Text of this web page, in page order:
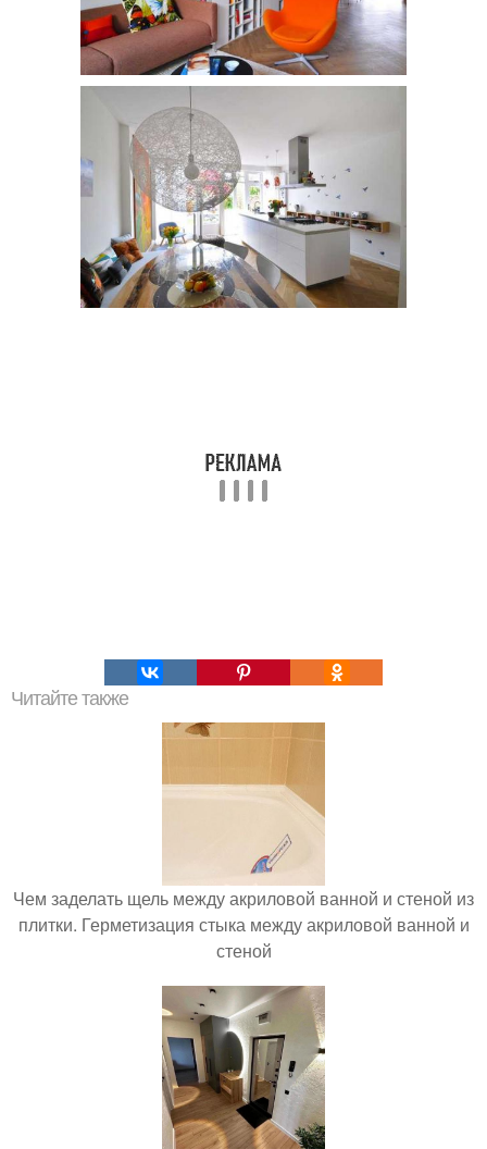
Читайте также
Чем заделать щель между акриловой ванной и стеной из
плитки. Герметизация стыка между акриловой ванной и
стеной